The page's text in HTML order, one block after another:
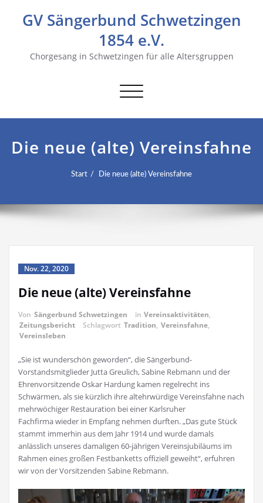
GV Sängerbund Schwetzingen
1854 e.V.
Chorgesang in Schwetzingen für alle Altersgruppen
Navigation
Die neue (alte) Vereinsfahne
Start Die neue (alte) Vereinsfahne
Nov. 22, 2020
Die neue (alte) Vereinsfahne
Von Sängerbund Schwetzingen in Vereinsaktivitäten,
Zeitungsbericht
Schlagwort Tradition, Vereinsfahne,
Vereinsleben
„Sie ist wunderschön geworden“, die Sängerbund-
Vorstandsmitglieder Jutta Greulich, Sabine Rebmann und der
Ehrenvorsitzende Oskar Hardung kamen regelrecht ins
Schwärmen, als sie kürzlich ihre altehrwürdige Vereinsfahne nach
mehrwöchiger Restauration bei einer Karlsruher
Fachfirma wieder in Empfang nehmen durften. „Das gute Stück
stammt immerhin aus dem Jahr 1914 und wurde damals
anlässlich unseres damaligen 60-jährigen Vereinsjubiläums im
Rahmen eines großen Festbanketts offiziell geweiht“, erfuhren
wir von der Vorsitzenden Sabine Rebmann.